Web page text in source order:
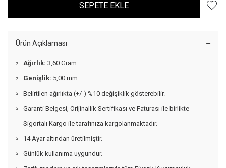
SEPETE EKLE
Ürün Açıklaması
Ağırlık: 3,60 Gram
Genişlik: 5,00 mm
Belirtilen ağırlıkta (+/-) %10 değişiklik gösterebilir.
Garanti Belgesi, Orijinallik Sertifikası ve Faturası ile birlikte
Sigortalı Kargo ile tarafınıza kargolanmaktadır.
14 Ayar altından üretilmiştir.
Günlük kullanıma uygundur.